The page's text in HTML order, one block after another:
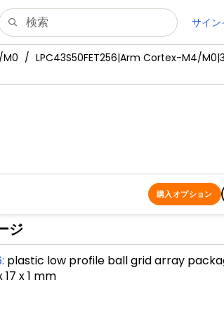
サイ
LPC43S50FET256|Arm Cortex-M4/
購入オプション
ジ
: plastic low profile ball grid array
17 x 1 mm